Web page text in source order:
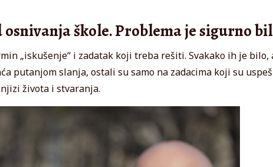
škole. Problema je sigurno
„iskušenje“ i zadatak koji treba rešiti. Svakako ih je bilo,
putanjom slanja, ostali su samo na zadacima koji su
života i stvaranja.